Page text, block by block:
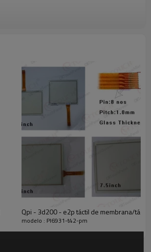
Qpi - 3d200 - e2p táctil de membrana/
modelo : Pl6931-t42-pm